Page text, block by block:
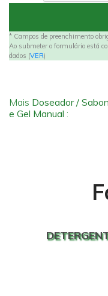
* Campos de preenchimento
Ao submeter o formulário está
dados (VER)
Mais Doseador /
e Gel Manual :